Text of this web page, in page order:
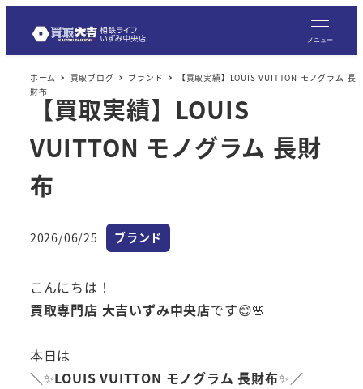
メニュー
ホーム 買取ブログ ブランド
【買取実績】LOUIS VUITTON モノグラム 長
財布
【買取実績】LOUIS
VUITTON モノグラム 長財
布
投稿日
2026/06/25 カテゴリー
ブランド
こんにちは！
買取専門店 大吉いずみ中央店です😊🌸
本日は
＼✨LOUIS VUITTON モノグラム 長財布✨／